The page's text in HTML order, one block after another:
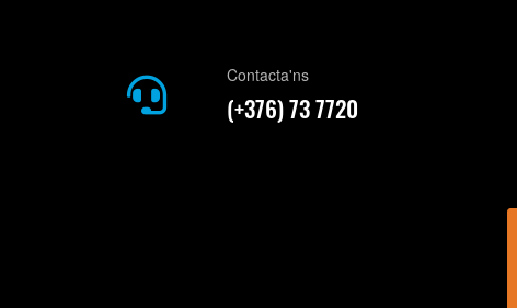
Contacta'ns
(+376) 73 7720